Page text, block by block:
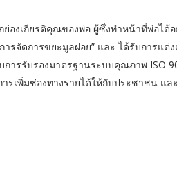
ย่องเกียรติคุณของพ่อ ผู้ซึ่งทำหน้าที่พ่อไ
จัดการขยะมูลฝอย” และ ได้รับการแต่ง
ารรับรองมาตรฐานระบบคุณภาพ ISO
เพิ่มช่องทางรายได้ให้กับประชาชน แล